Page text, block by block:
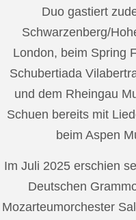
Duo gastiert
Schwarzenberg/
London, beim Spring
Schubertiada
und dem Rheingau
Schuen bereits mit
beim Aspen
Im Juli 2025 erschien
Deutschen
Mozarteumorchester